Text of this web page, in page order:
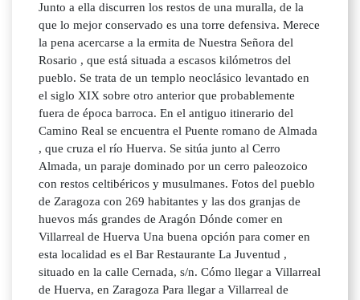
Junto a ella discurren los restos de una muralla, de la
que lo mejor conservado es una torre defensiva. Merece
la pena acercarse a la ermita de Nuestra Señora del
Rosario , que está situada a escasos kilómetros del
pueblo. Se trata de un templo neoclásico levantado en
el siglo XIX sobre otro anterior que probablemente
fuera de época barroca. En el antiguo itinerario del
Camino Real se encuentra el Puente romano de Almada
, que cruza el río Huerva. Se sitúa junto al Cerro
Almada, un paraje dominado por un cerro paleozoico
con restos celtibéricos y musulmanes. Fotos del pueblo
de Zaragoza con 269 habitantes y las dos granjas de
huevos más grandes de Aragón Dónde comer en
Villarreal de Huerva Una buena opción para comer en
esta localidad es el Bar Restaurante La Juventud ,
situado en la calle Cernada, s/n. Cómo llegar a Villarreal
de Huerva, en Zaragoza Para llegar a Villarreal de